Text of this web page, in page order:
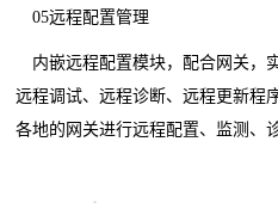
05远程配置管理
内嵌远程配置模块，配合网关，
远程调试、远程诊断、远程更新程
各地的网关进行远程配置、监测、